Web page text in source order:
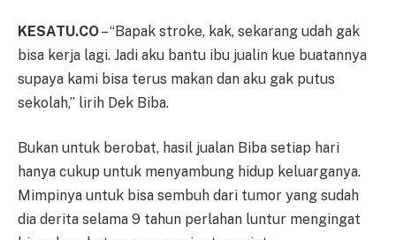
KESATU.CO– “Bapak stroke, kak, sekarang udah gak
bisa kerja lagi. Jadi aku bantu ibu jualin kue buatannya
supaya kami bisa terus makan dan aku gak putus
sekolah,” lirih Dek Biba.
Bukan untuk berobat, hasil jualan Biba setiap hari
hanya cukup untuk menyambung hidup keluarganya.
Mimpinya untuk bisa sembuh dari tumor yang sudah
dia derita selama 9 tahun perlahan luntur mengingat